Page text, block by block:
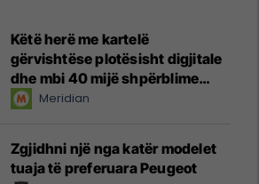
Këtë herë me kartelë
gërvishtëse plotësisht digjitale
dhe mbi 40 mijë shpërblime
instant!Meridian
Zgjidhni një nga katër modelet
tuaja të preferuara Peugeot